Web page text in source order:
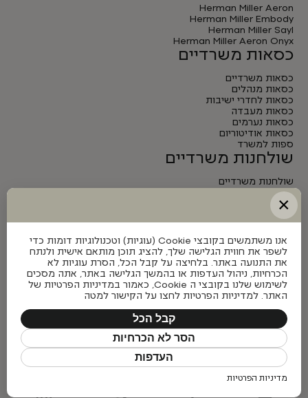
Herman Miller Aeron
Herman Miller Embody
Herman Miller Sayl
Herman Miller Aeron Onyx
כסאות משרדיים
כסאות משרדיים
כסאות מנהלים
כסאות לחדרי ישיבות
כסאות מעבדה
כסאות נערמים
כסאות אודיטוריום
ספות למשרד
שולחנות משרדיים
שולחנות משרדיים
שולחנות מנהלים
שולחנות לחדרי ישיבות
שולחנות מתכווננים חשמליים
כל הזכויות שמורות © פיטרו ריהוט משרדי 2026
×
אנו משתמשים בקובצי Cookie (עוגיות) וטכנולוגיות דומות כדי
לשפר את חווית הגלישה שלך, להציג תוכן מותאם אישית ולנתח
את התנועה באתר. בלחיצה על קבל הכל, הסרת עוגיות לא
הכרחיות, ניהול העדפות או בהמשך הגלישה באתר, אתה מסכים
לשימוש שלנו בקובצי ה Cookie, כאמור במדיניות הפרטיות של
האתר. למדיניות הפרטיות לחצו על הקישור למטה
קבל הכל
הסר לא הכרחיות
העדפות
מדיניות הפרטיות